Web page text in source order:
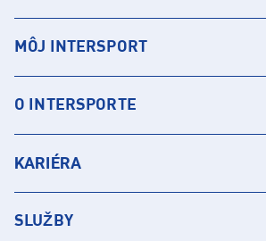
MÔJ INTERSPORT
O INTERSPORTE
KARIÉRA
SLUŽBY